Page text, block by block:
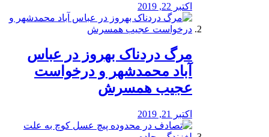
اکتبر 22, 2019
مرگ دردناک بهروز در عباس
آباد محمدشهر و درخواست
عجیب همسرش
اکتبر 21, 2019